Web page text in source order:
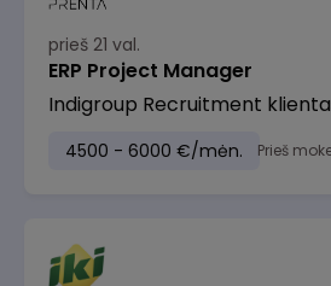
prieš 21 val.
ERP Project Manager
Indigroup Recruitment
4500 - 6000 €/mėn. Prieš